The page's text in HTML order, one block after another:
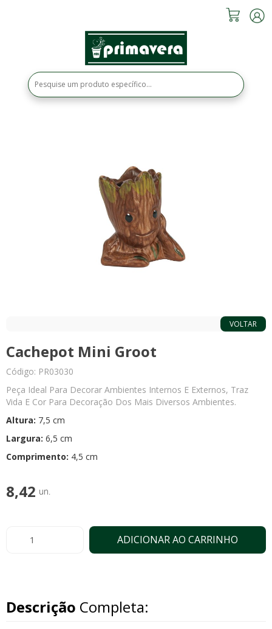
VOLTAR
Cachepot Mini Groot
Código: PR03030
Peça Ideal Para Decorar Ambientes Internos E Externos, Traz
Vida E Cor Para Decoração Dos Mais Diversos Ambientes.
Altura: 7,5 cm
Largura: 6,5 cm
Comprimento: 4,5 cm
8,42 un.
ADICIONAR AO CARRINHO
Descrição Completa: